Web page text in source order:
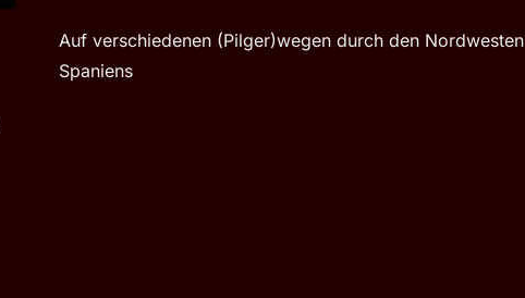
Auf verschiedenen (Pilger)wegen durch den Nordwesten
Spaniens